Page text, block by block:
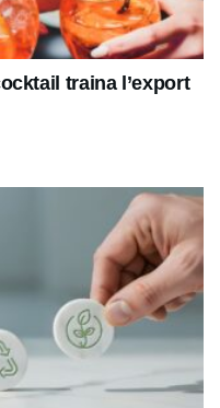
traina l’export